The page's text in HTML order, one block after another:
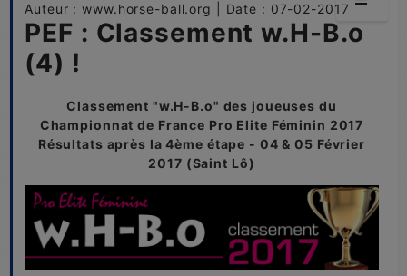
Auteur : www.horse-ball.org | Date : 07-02-2017
PEF : Classement w.H-B.o
(4) !
Classement "w.H-B.o" des joueuses du
Championnat de France Pro Elite Féminin 2017
Résultats après la 4ème étape - 04 & 05 Février
2017 (Saint Lô)